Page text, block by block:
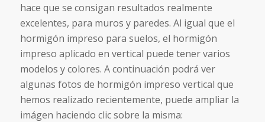
hace que se consigan resultados realmente
excelentes, para muros y paredes. Al igual que el
hormigón impreso para suelos, el hormigón
impreso aplicado en vertical puede tener varios
modelos y colores. A continuación podrá ver
algunas fotos de hormigón impreso vertical que
hemos realizado recientemente, puede ampliar la
imágen haciendo clic sobre la misma: